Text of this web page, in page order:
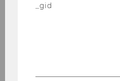
_gid